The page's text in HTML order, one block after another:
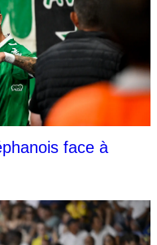
face à